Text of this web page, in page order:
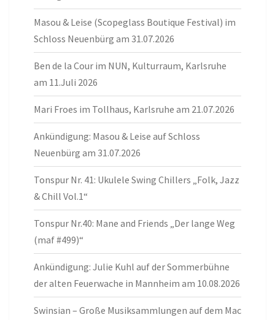
Masou & Leise (Scopeglass Boutique Festival) im
Schloss Neuenbürg am 31.07.2026
Ben de la Cour im NUN, Kulturraum, Karlsruhe
am 11.Juli 2026
Mari Froes im Tollhaus, Karlsruhe am 21.07.2026
Ankündigung: Masou & Leise auf Schloss
Neuenbürg am 31.07.2026
Tonspur Nr. 41: Ukulele Swing Chillers „Folk, Jazz
& Chill Vol.1“
Tonspur Nr.40: Mane and Friends „Der lange Weg
(maf #499)“
Ankündigung: Julie Kuhl auf der Sommerbühne
der alten Feuerwache in Mannheim am 10.08.2026
Swinsian – Große Musiksammlungen auf dem Mac